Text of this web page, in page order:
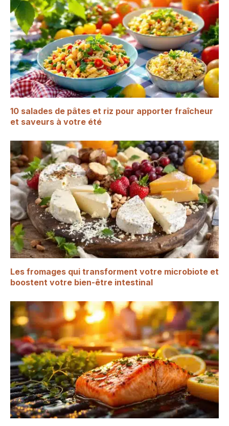
10 salades de pâtes et riz pour apporter fraîcheur
et saveurs à votre été
Les fromages qui transforment votre microbiote et
boostent votre bien-être intestinal